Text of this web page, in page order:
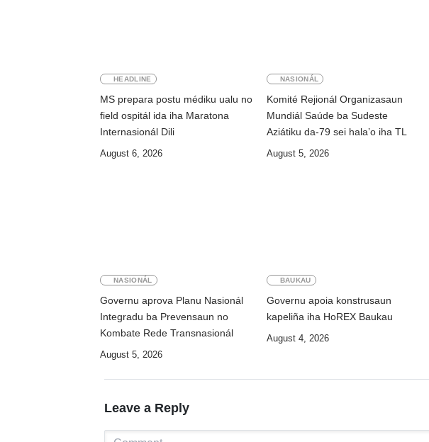
HEADLINE
MS prepara postu médiku ualu no
field ospitál ida iha Maratona
Internasionál Dili
August 6, 2026
NASIONÁL
Komité Rejionál Organizasaun
Mundiál Saúde ba Sudeste
Aziátiku da-79 sei hala’o iha TL
August 5, 2026
NASIONÁL
Governu aprova Planu Nasionál
Integradu ba Prevensaun no
Kombate Rede Transnasionál
August 5, 2026
BAUKAU
Governu apoia konstrusaun
kapeliña iha HoREX Baukau
August 4, 2026
Leave a Reply